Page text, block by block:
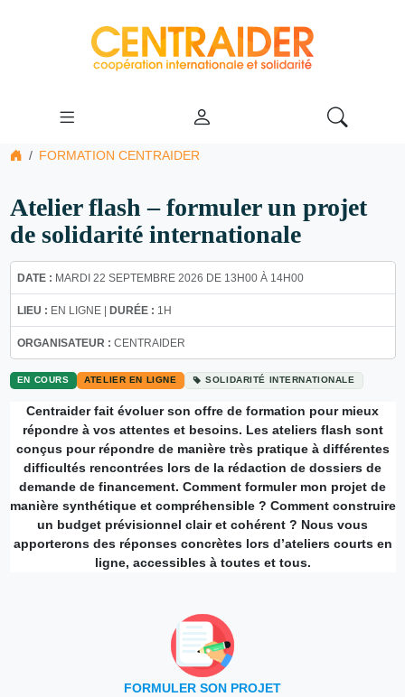
FORMATION CENTRAIDER
Atelier flash – formuler un projet
de solidarité internationale
DATE : MARDI 22 SEPTEMBRE 2026 DE 13H00 À 14H00
LIEU : EN LIGNE | DURÉE : 1H
ORGANISATEUR : CENTRAIDER
EN COURS ATELIER EN LIGNE SOLIDARITÉ INTERNATIONALE
Centraider fait évoluer son offre de formation pour mieux
répondre à vos attentes et besoins. Les ateliers flash sont
conçus pour répondre de manière très pratique à différentes
difficultés rencontrées lors de la rédaction de dossiers de
demande de financement. Comment formuler mon projet de
manière synthétique et compréhensible ? Comment construire
un budget prévisionnel clair et cohérent ? Nous vous
apporterons des réponses concrètes lors d’ateliers courts en
ligne, accessibles à toutes et tous.
FORMULER SON PROJET